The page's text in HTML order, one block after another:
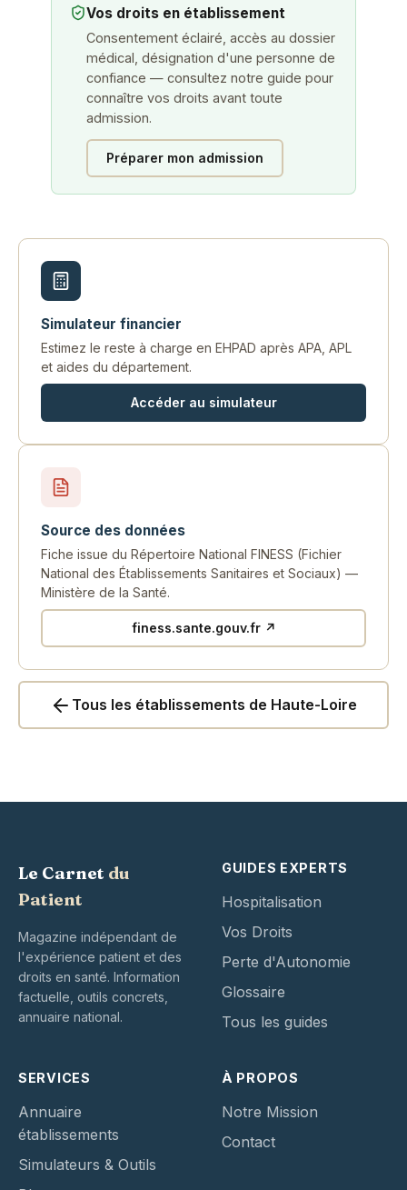
Vos droits en établissement
Consentement éclairé, accès au dossier
médical, désignation d'une personne de
confiance — consultez notre guide pour
connaître vos droits avant toute
admission.
Préparer mon admission
Simulateur financier
Estimez le reste à charge en EHPAD après APA, APL
et aides du département.
Accéder au simulateur
Source des données
Fiche issue du Répertoire National FINESS (Fichier
National des Établissements Sanitaires et Sociaux) —
Ministère de la Santé.
finess.sante.gouv.fr ↗
Tous les établissements de Haute-Loire
Le Carnet du
Patient
Magazine indépendant de
l'expérience patient et des
droits en santé. Information
factuelle, outils concrets,
annuaire national.
GUIDES EXPERTS
Hospitalisation
Vos Droits
Perte d'Autonomie
Glossaire
Tous les guides
SERVICES
Annuaire
établissements
Simulateurs & Outils
À PROPOS
Notre Mission
Contact